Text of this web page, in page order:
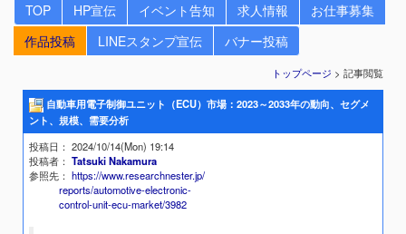
TOP HP宣伝 イベント告知 求人情報
お仕事募集
作品投稿
LINEスタンプ宣伝 バナー投稿
トップページ > 記事閲覧
自動車用電子制御ユニット（ECU）市場：2023～2033年の動向、セグメ
ント、規模、需要分析
投稿日 ： 2024/10/14(Mon) 19:14
投稿者 ：Tatsuki Nakamura
参照先 ：https://www.researchnester.jp/
reports/automotive-electronic-
control-unit-ecu-market/3982